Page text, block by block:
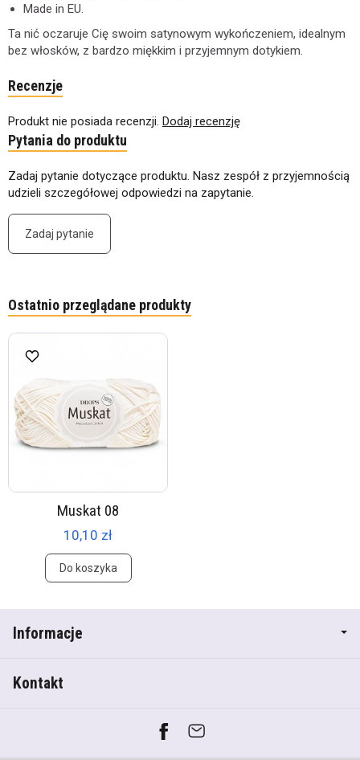
Made in EU.
Ta nić oczaruje Cię swoim satynowym wykończeniem, idealnym
bez włosków, z bardzo miękkim i przyjemnym dotykiem.
Recenzje
Produkt nie posiada recenzji. Dodaj recenzję
Pytania do produktu
Zadaj pytanie dotyczące produktu. Nasz zespół z przyjemnością
udzieli szczegółowej odpowiedzi na zapytanie.
Zadaj pytanie
Ostatnio przeglądane produkty
Muskat 08
10,10 zł
Do koszyka
Informacje
Kontakt